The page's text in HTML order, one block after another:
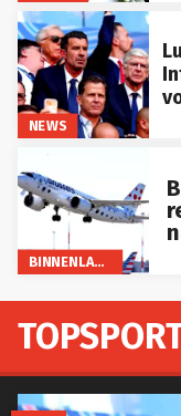
NEWS
BINNENLAND